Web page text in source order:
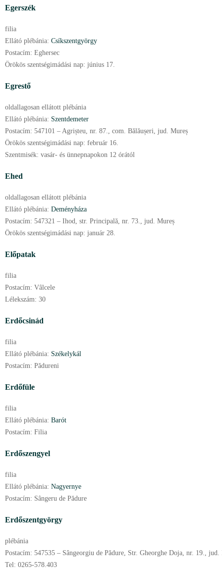
Egerszék
filia
Ellátó plébánia: Csíkszentgyörgy
Postacím: Eghersec
Örökös szentségimádási nap: június 17.
Egrestő
oldallagosan ellátott plébánia
Ellátó plébánia: Szentdemeter
Postacím: 547101 – Agrișteu, nr. 87., com. Bălăușeri, jud. Mureș
Örökös szentségimádási nap: február 16.
Szentmisék: vasár- és ünnepnapokon 12 órától
Ehed
oldallagosan ellátott plébánia
Ellátó plébánia: Deményháza
Postacím: 547321 – Ihod, str. Principală, nr. 73., jud. Mureș
Örökös szentségimádási nap: január 28.
Előpatak
filia
Postacím: Vâlcele
Lélekszám: 30
Erdőcsinád
filia
Ellátó plébánia: Székelykál
Postacím: Pădureni
Erdőfüle
filia
Ellátó plébánia: Barót
Postacím: Filia
Erdőszengyel
filia
Ellátó plébánia: Nagyernye
Postacím: Sângeru de Pădure
Erdőszentgyörgy
plébánia
Postacím: 547535 – Sângeorgiu de Pădure, Str. Gheorghe Doja, nr. 19., jud.
Tel: 0265-578.403